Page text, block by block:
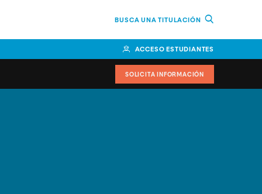
BUSCA UNA TITULACIÓN
ACCESO ESTUDIANTES
SOLICITA INFORMACIÓN